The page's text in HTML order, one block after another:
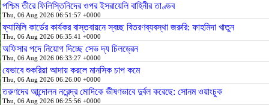
পশ্চিম তীরে ফিলিস্তিনিদের ওপর ইসরায়েলি বাহিনীর তাণ্ডব
Thu, 06 Aug 2026 06:51:57 +0000
ফ্যামিলি কার্ডের কার্যকর বাস্তবায়নে স্বচ্ছ বিতরণব্যবস্থা জরুরি: ফাহমিদা খাতুন
Thu, 06 Aug 2026 06:35:41 +0000
অফিসার পদে নিয়োগ দিচ্ছে সেভ দ্য চিলড্রেন
Thu, 06 Aug 2026 06:33:27 +0000
যেভাবে শুকরিয়া আদায় করলে মানসিক চাপ কমে
Thu, 06 Aug 2026 06:26:00 +0000
তরুণদের আন্দোলন নরেন্দ্র মোদিকে ভীষণভাবে দুর্বল করেছে: সোনম ওয়াংচুক
Thu, 06 Aug 2026 06:25:56 +0000